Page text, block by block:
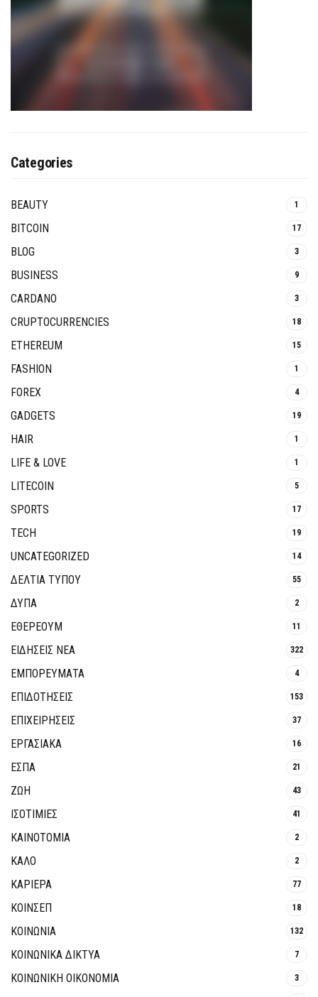
Categories
BEAUTY 1
BITCOIN 17
BLOG 3
BUSINESS 9
CARDANO 3
CRUPTOCURRENCIES 18
ETHEREUM 15
FASHION 1
FOREX 4
GADGETS 19
HAIR 1
LIFE & LOVE 1
LITECOIN 5
SPORTS 17
TECH 19
UNCATEGORIZED 14
ΔΕΛΤΙΑ ΤΥΠΟΥ 55
ΔΥΠΑ 2
ΕΘΈΡΕΟΥΜ 11
ΕΙΔΗΣΕΙΣ ΝΕΑ 322
ΕΜΠΟΡΕΥΜΑΤΑ 4
ΕΠΙΔΟΤΗΣΕΙΣ 153
ΕΠΙΧΕΙΡΗΣΕΙΣ 37
ΕΡΓΑΣΙΑΚΑ 16
ΕΣΠΑ 21
ΖΩΗ 43
ΙΣΟΤΙΜΙΕΣ 41
ΚΑΙΝΟΤΟΜΊΑ 2
ΚΑΛΟ 2
ΚΑΡΙΕΡΑ 77
ΚΟΙΝΣΕΠ 18
ΚΟΙΝΩΝΙΑ 132
ΚΟΙΝΩΝΙΚΆ ΔΊΚΤΥΑ 7
ΚΟΙΝΩΝΙΚΉ ΟΙΚΟΝΟΜΊΑ 3